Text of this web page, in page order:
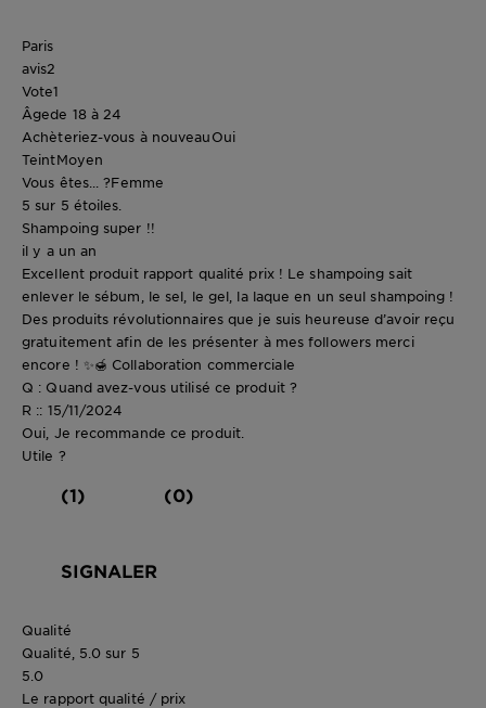
Paris
avis2
Vote1
Âgede 18 à 24
Achèteriez-vous à nouveauOui
TeintMoyen
Vous êtes... ?Femme
5 sur 5 étoiles.
Shampoing super !!
il y a un an
Excellent produit rapport qualité prix ! Le shampoing sait
enlever le sébum, le sel, le gel, la laque en un seul shampoing !
Des produits révolutionnaires que je suis heureuse d’avoir reçu
gratuitement afin de les présenter à mes followers merci
encore ! ✨🍯 Collaboration commerciale
Q : Quand avez-vous utilisé ce produit ?
R :: 15/11/2024
Oui, Je recommande ce produit.
Utile ?
(1) (0)
SIGNALER
Qualité
Qualité, 5.0 sur 5
5.0
Le rapport qualité / prix